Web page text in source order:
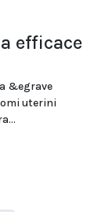
efficace
&egrave
uterini